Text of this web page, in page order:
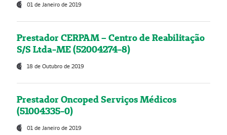
01 de Janeiro de 2019
Prestador CERPAM – Centro de Reabilitação
S/S Ltda-ME (52004274-8)
18 de Outubro de 2019
Prestador Oncoped Serviços Médicos
(51004335-0)
01 de Janeiro de 2019